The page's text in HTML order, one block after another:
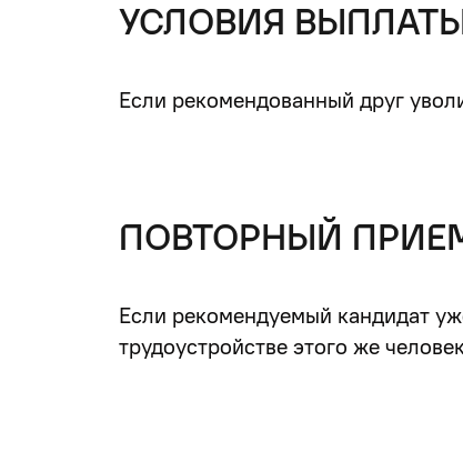
УСЛОВИЯ
Если рекомендованный друг
ПОВТОРНЫЙ
Если рекомендуемый кандидат
трудоустройстве этого же